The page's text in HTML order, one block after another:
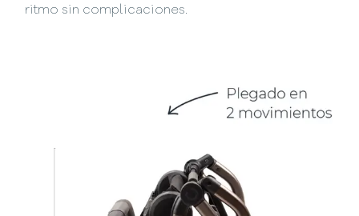
ritmo sin complicaciones.